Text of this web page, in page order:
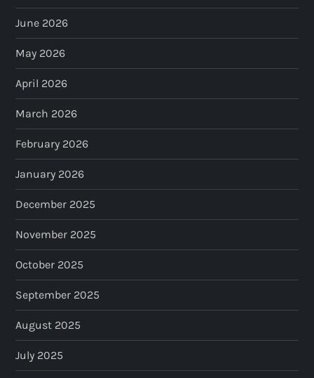
June 2026
May 2026
April 2026
March 2026
February 2026
January 2026
December 2025
November 2025
October 2025
September 2025
August 2025
July 2025